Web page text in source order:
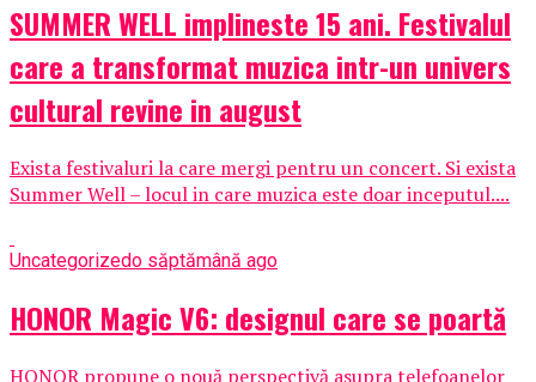
SUMMER WELL implineste 15 ani. Festivalul
care a transformat muzica intr-un univers
cultural revine in august
Exista festivaluri la care mergi pentru un concert. Si exista
Summer Well – locul in care muzica este doar inceputul....
Uncategorizedo săptămână ago
HONOR Magic V6: designul care se poartă
HONOR propune o nouă perspectivă asupra telefoanelor